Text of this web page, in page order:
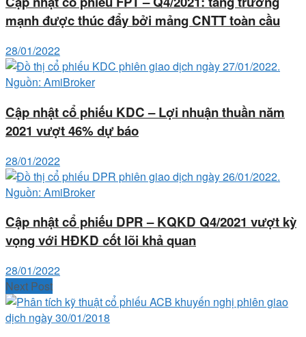
mạnh được thúc đẩy bởi mảng CNTT toàn cầu
28/01/2022
Cập nhật cổ phiếu KDC – Lợi nhuận thuần năm
2021 vượt 46% dự báo
28/01/2022
Cập nhật cổ phiếu DPR – KQKD Q4/2021 vượt kỳ
vọng với HĐKD cốt lõi khả quan
28/01/2022
Next Post